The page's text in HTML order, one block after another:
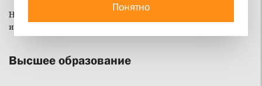
Наш институт предлагает образование по богословию,
истории, религиоведению и социальной работе.
Высшее образование
Понятно